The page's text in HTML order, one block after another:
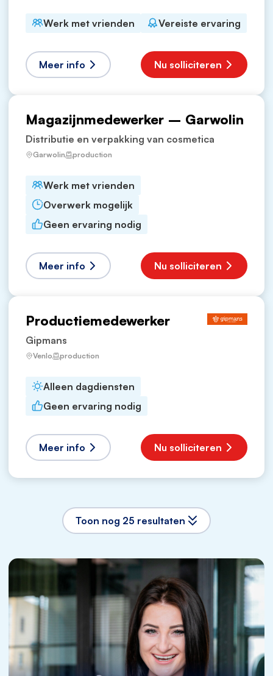
Werk met vrienden Vereiste ervaring
Meer info Nu solliciteren
Magazijnmedewerker – Garwolin
Distributie en verpakking van cosmetica
Garwolin production
Werk met vrienden
Overwerk mogelijk
Geen ervaring nodig
Meer info Nu solliciteren
Productiemedewerker
Gipmans
Venlo production
Alleen dagdiensten
Geen ervaring nodig
Meer info Nu solliciteren
Toon nog 25 resultaten